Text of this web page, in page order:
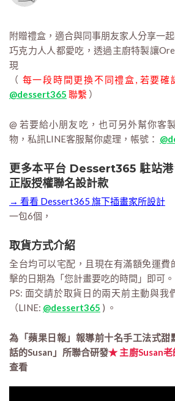
附贈禮盒，適合與同事朋友家人分享一
巧克力人人都愛吃，透過主廚特製讓
現
（ 每一段時間更換不同禮盒, 若要確
@dessert365 聯繫 ）
@ 若要給小朋友吃，也可另外幫你客
物，私訊LINE客服幫你處理，帳號：
更多本平台 Dessert365 駐站港
正版授權聯名設計款
→ 看看 Dessert365 旗下插畫家所設計
一包6個，
取貨方式介紹
全台均可以宅配，且現在有滿額免運費
擊的日期為「您計畫要吃的時間」即可。
PS: 面交請於取貨日的兩天前主動與我
（LINE: @dessert365 ) 。
為「蘋果日報」報導前十名手工法式甜
話的Susan」所聯合研發★ 主廚Susan老
查看